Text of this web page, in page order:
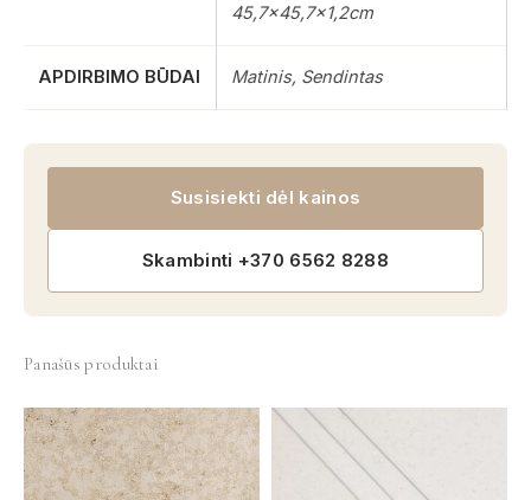
45,7×45,7×1,2cm
APDIRBIMO BŪDAI Matinis, Sendintas
Susisiekti dėl kainos
Skambinti +370 6562 8288
Panašūs produktai